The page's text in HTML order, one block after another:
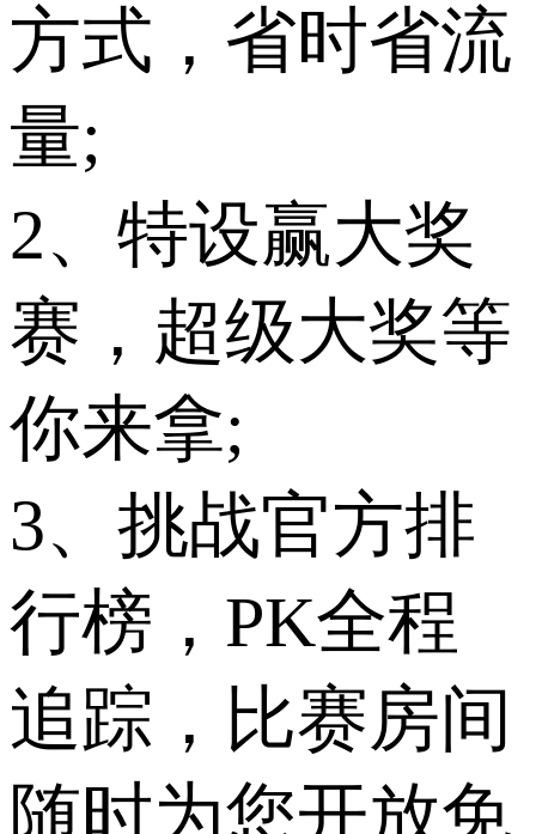
方式，省时省流
量;
2、特设赢大奖
赛，超级大奖等
你来拿;
3、挑战官方排
行榜，PK全程
追踪，比赛房间
随时为您开放免